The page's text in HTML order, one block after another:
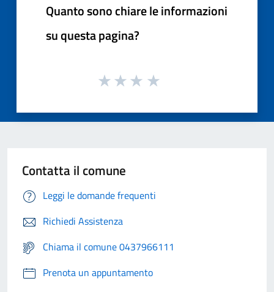
Quanto sono chiare le informazioni
su questa pagina?
Contatta il comune
Leggi le domande frequenti
Richiedi Assistenza
Chiama il comune 0437966111
Prenota un appuntamento